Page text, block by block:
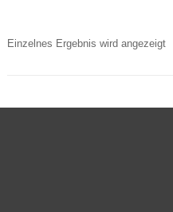
Einzelnes Ergebnis wird angezeigt